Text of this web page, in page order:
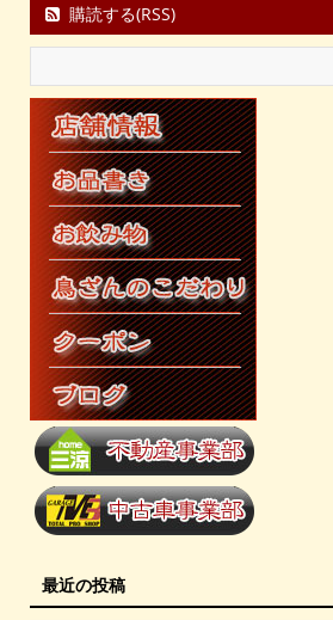
購読する(RSS)
最近の投稿